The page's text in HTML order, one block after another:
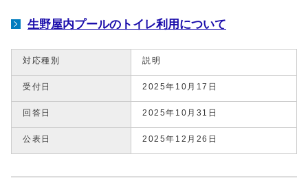
生野屋内プールのトイレ利用について
対応種別 説明
受付日 2025年10月17日
回答日 2025年10月31日
公表日 2025年12月26日